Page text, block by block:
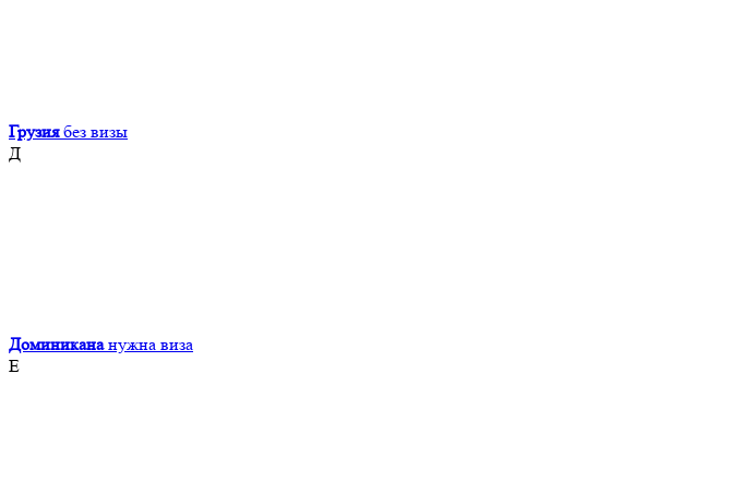
Грузия без визы
Д
Доминикана нужна виза
Е